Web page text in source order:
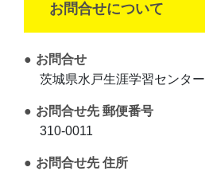
お問合せについて
お問合せ
茨城県水戸生涯学習センター
お問合せ先 郵便番号
310-0011
お問合せ先 住所